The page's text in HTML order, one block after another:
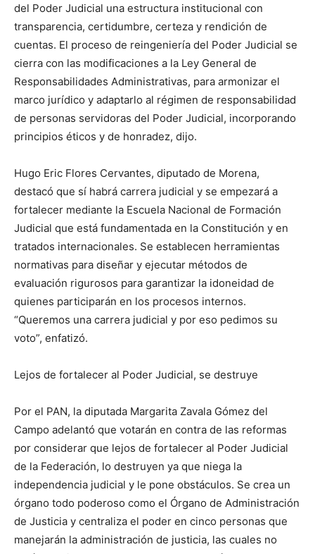
del Poder Judicial una estructura institucional con
transparencia, certidumbre, certeza y rendición de
cuentas. El proceso de reingeniería del Poder Judicial se
cierra con las modificaciones a la Ley General de
Responsabilidades Administrativas, para armonizar el
marco jurídico y adaptarlo al régimen de responsabilidad
de personas servidoras del Poder Judicial, incorporando
principios éticos y de honradez, dijo.
Hugo Eric Flores Cervantes, diputado de Morena,
destacó que sí habrá carrera judicial y se empezará a
fortalecer mediante la Escuela Nacional de Formación
Judicial que está fundamentada en la Constitución y en
tratados internacionales. Se establecen herramientas
normativas para diseñar y ejecutar métodos de
evaluación rigurosos para garantizar la idoneidad de
quienes participarán en los procesos internos.
“Queremos una carrera judicial y por eso pedimos su
voto”, enfatizó.
Lejos de fortalecer al Poder Judicial, se destruye
Por el PAN, la diputada Margarita Zavala Gómez del
Campo adelantó que votarán en contra de las reformas
por considerar que lejos de fortalecer al Poder Judicial
de la Federación, lo destruyen ya que niega la
independencia judicial y le pone obstáculos. Se crea un
órgano todo poderoso como el Órgano de Administración
de Justicia y centraliza el poder en cinco personas que
manejarán la administración de justicia, las cuales no